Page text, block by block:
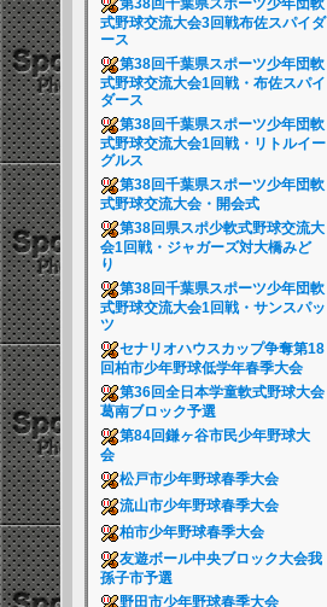
第38回千葉県スポーツ少年団軟
式野球交流大会3回戦布佐スパイダ
ース
第38回千葉県スポーツ少年団軟
式野球交流大会1回戦・布佐スパイ
ダース
第38回千葉県スポーツ少年団軟
式野球交流大会1回戦・リトルイー
グルス
第38回千葉県スポーツ少年団軟
式野球交流大会・開会式
第38回県スポ少軟式野球交流大
会1回戦・ジャガーズ対大橋みど
り
第38回千葉県スポーツ少年団軟
式野球交流大会1回戦・サンスパッ
ツ
セナリオハウスカップ争奪第18
回柏市少年野球低学年春季大会
第36回全日本学童軟式野球大会
葛南ブロック予選
第84回鎌ヶ谷市民少年野球大
会
松戸市少年野球春季大会
流山市少年野球春季大会
柏市少年野球春季大会
友遊ボール中央ブロック大会我
孫子市予選
野田市少年野球春季大会